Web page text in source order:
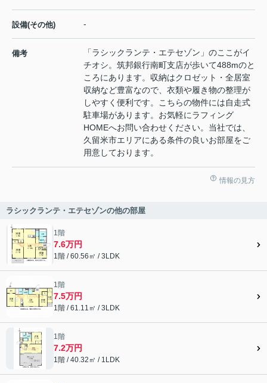
設備(その他) -
備考
「ラシックランテ・エテセゾン」のここがイ
チオシ。筑邦銀行南町支店が歩いて488mのと
ころにあります。収納はクロゼット・全居室
収納など豊富なので、衣類や履き物の整理が
しやすく便利です。こちらの物件には自走式
駐車場があります。お気軽にラフィング
HOMEへお問い合わせください。当社では、
久留米市エリアにある条件の良いお部屋をご
用意しております。
情報の見方
ラシックランテ・エテセゾンの他の部屋
1階
7.6万円
1階 / 60.56㎡ / 3LDK
1階
7.5万円
1階 / 61.11㎡ / 3LDK
1階
7.2万円
1階 / 40.32㎡ / 1LDK